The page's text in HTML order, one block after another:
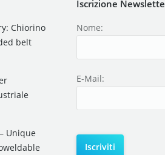
Chiorino
belt
Unique
Iscrizione
Nome:
E-Mail: